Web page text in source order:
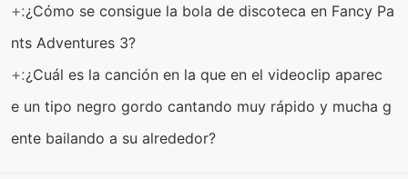
+:¿Cómo se consigue la bola de discoteca en Fancy Pa
nts Adventures 3?
+:¿Cuál es la canción en la que en el videoclip aparec
e un tipo negro gordo cantando muy rápido y mucha g
ente bailando a su alrededor?